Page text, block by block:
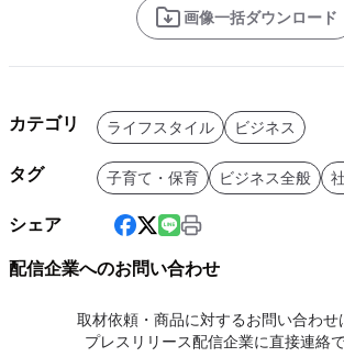
画像一括ダウンロード
カテゴリ ライフスタイル ビジネス
タグ 子育て・保育 ビジネス全般
シェア
配信企業へのお問い合わせ
取材依頼・商品に対するお問い合わせ
プレスリリース配信企業に直接連絡で